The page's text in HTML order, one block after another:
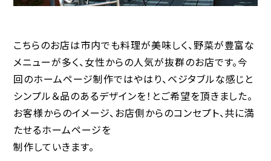
こちらのお店は市内でも料理が美味しく、野菜が豊富な
メニューが多く、女性からの人気が抜群のお店です。今
回のホームページ制作ではやはり、ベジタブルな感じと
シンプル＆品のあるデザインを！とご希望を頂きました。
お客様からのイメージ、お店側からのコンセプト、共に満
たせるホームページを
制作していきます。